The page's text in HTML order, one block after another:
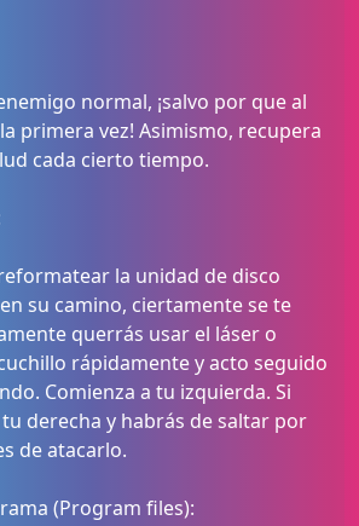
normal, ¡salvo por que al
primera vez! Asimismo, recupera
cada cierto tiempo.
la unidad de disco
su camino, ciertamente se te
querrás usar el láser o
rápidamente y acto seguido
Comienza a tu izquierda. Si
derecha y habrás de saltar por
de atacarlo.
(Program files):